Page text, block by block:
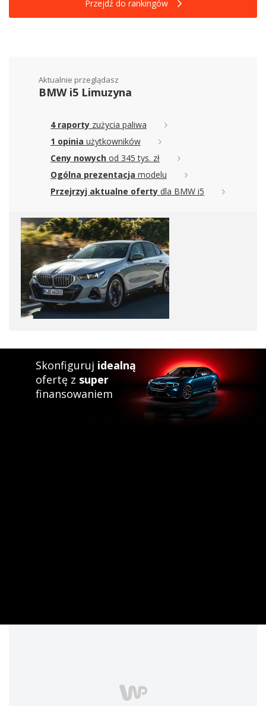
Przejdź do rankingów
Aktualnie przeglądasz
BMW i5 Limuzyna
4 raporty zużycia paliwa
1 opinia użytkowników
Ceny nowych od 345 tys. zł
Ogólna prezentacja modelu
Przejrzyj aktualne oferty dla BMW i5
Skonfiguruj idealną
ofertę z super
finansowaniem